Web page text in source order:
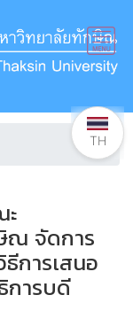
ณ จัดการ
การเสนอ
การบดี
TH